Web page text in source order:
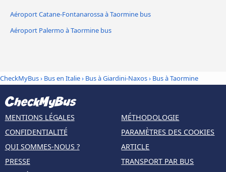
Aéroport Catane-Fontanarossa à Taormine bus
Aéroport Palermo à Taormine bus
CheckMyBus› Bus en Italie› Bus à Giardini-Naxos› Bus à Taormine
MENTIONS LÉGALES
CONFIDENTIALITÉ
QUI SOMMES-NOUS ?
PRESSE
MÉTHODOLOGIE
PARAMÈTRES DES COOKIES
ARTICLE
TRANSPORT PAR BUS